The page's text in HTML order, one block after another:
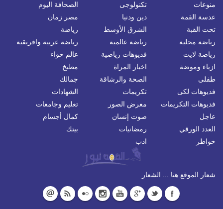
منوعات
تكنولوجى
الصحافة اليوم
عدسة القمة
دين ودنيا
مصر زمان
تحت القبة
الشرق الأوسط
رياضة
رياضة محلية
رياضة عالمية
رياضة عربية وافريقية
رياضة لايت
فديوهات رياضية
عالم حواء
ازياء وموضة
اخبار المراة
مطبخ
طفلى
الصحة والرشاقة
جمالك
فديوهات لكى
تكريمات
الشهادات
فديوهات التكريمات
معرض الصور
تعليم وجامعات
عاجل
صوت إنسان
كمال أجسام
العدد الورقي
رمضانيات
بيتك
خواطر
ادب
شعار الموقع هنا ... الشعار